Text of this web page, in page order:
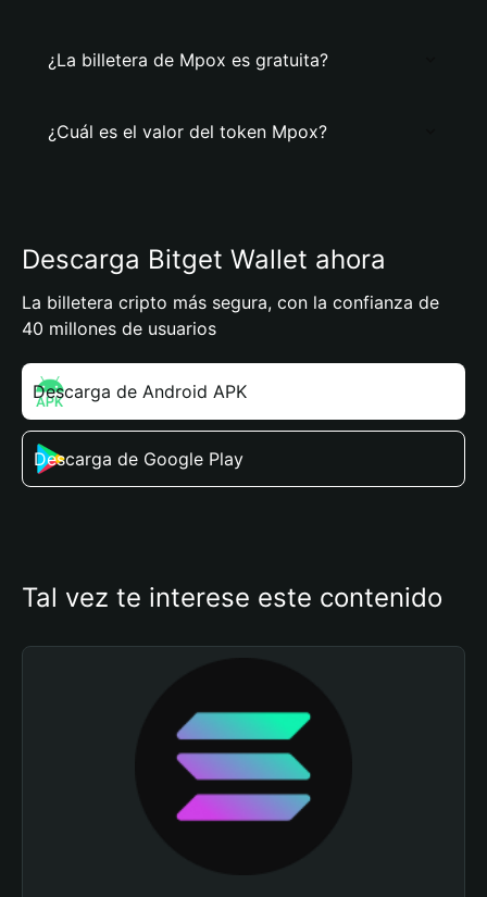
¿La billetera de Mpox es gratuita?
¿Cuál es el valor del token Mpox?
Descarga Bitget Wallet ahora
La billetera cripto más segura, con la confianza de
40 millones de usuarios
Descarga de Android APK
Descarga de Google Play
Tal vez te interese este contenido